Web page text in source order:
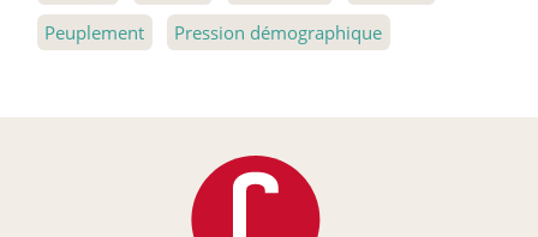
Peuplement
Pression démographique